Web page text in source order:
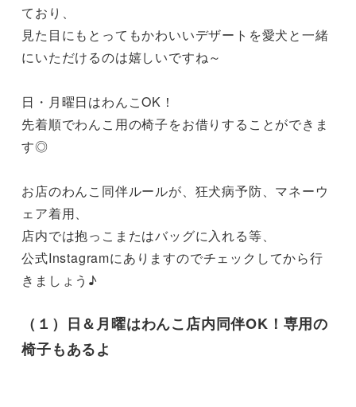
ており、
見た目にもとってもかわいいデザートを愛犬と一緒
にいただけるのは嬉しいですね～
日・月曜日はわんこOK！
先着順でわんこ用の椅子をお借りすることができま
す◎
お店のわんこ同伴ルールが、狂犬病予防、マネーウ
ェア着用、
店内では抱っこまたはバッグに入れる等、
公式Instagramにありますのでチェックしてから行
きましょう♪
（１）日＆月曜はわんこ店内同伴OK！専用の
椅子もあるよ